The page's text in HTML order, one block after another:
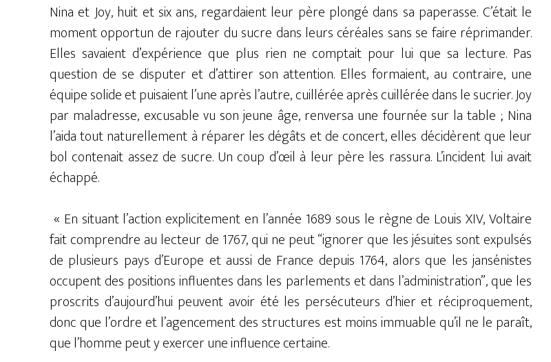
Nina et Joy, huit et six ans, regardaient leur père plongé dans sa paperasse. C’était le
moment opportun de rajouter du sucre dans leurs céréales sans se faire réprimander.
Elles savaient d’expérience que plus rien ne comptait pour lui que sa lecture. Pas
question de se disputer et d’attirer son attention. Elles formaient, au contraire, une
équipe solide et puisaient l’une après l’autre, cuillérée après cuillérée dans le sucrier. Joy
par maladresse, excusable vu son jeune âge, renversa une fournée sur la table ; Nina
l’aida tout naturellement à réparer les dégâts et de concert, elles décidèrent que leur
bol contenait assez de sucre. Un coup d’œil à leur père les rassura. L’incident lui avait
échappé.
« En situant l’action explicitement en l’année 1689 sous le règne de Louis XIV, Voltaire
fait comprendre au lecteur de 1767, qui ne peut “ignorer que les jésuites sont expulsés
de plusieurs pays d’Europe et aussi de France depuis 1764, alors que les jansénistes
occupent des positions influentes dans les parlements et dans l’administration”, que les
proscrits d’aujourd’hui peuvent avoir été les persécuteurs d’hier et réciproquement,
donc que l’ordre et l’agencement des structures est moins immuable qu’il ne le paraît,
que l’homme peut y exercer une influence certaine.